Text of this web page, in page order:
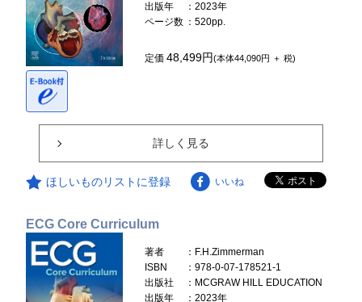
出版年
：2023年
ページ数 ：520pp.
定価48,499円(本体44,090円 ＋ 税)
詳しく見る
ほしいものリストに登録 いいね
ECG Core Curriculum
著者
：F.H.Zimmerman
ISBN
：978-0-07-178521-1
出版社
：MCGRAW HILL EDUCATION
出版年
：2023年